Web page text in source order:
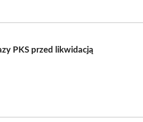
PKS przed likwidacją